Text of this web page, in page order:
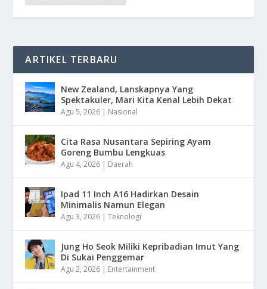
ARTIKEL TERBARU
New Zealand, Lanskapnya Yang
Spektakuler, Mari Kita Kenal Lebih Dekat
Agu 5, 2026 | Nasional
Cita Rasa Nusantara Sepiring Ayam
Goreng Bumbu Lengkuas
Agu 4, 2026 | Daerah
Ipad 11 Inch A16 Hadirkan Desain
Minimalis Namun Elegan
Agu 3, 2026 |Teknologi
Jung Ho Seok Miliki Kepribadian Imut Yang
Di Sukai Penggemar
Agu 2, 2026 | Entertainment